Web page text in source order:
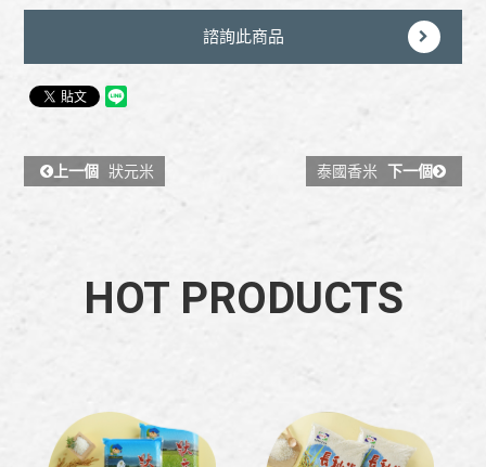
諮詢此商品
上一個 狀元米 泰國香米 下一個
HOT PRODUCTS